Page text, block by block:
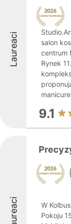
Laureaci
salon
centrum
Rynek
9.1
Laureaci
W
Pokoju